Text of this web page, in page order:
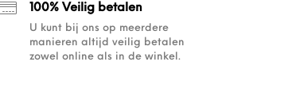
100% Veilig betalen
U kunt bij ons op meerdere
manieren altijd veilig betalen
zowel online als in de winkel.